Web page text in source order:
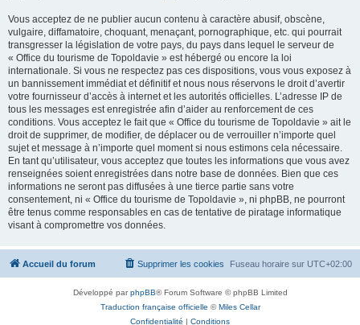
Vous acceptez de ne publier aucun contenu à caractère abusif, obscène,
vulgaire, diffamatoire, choquant, menaçant, pornographique, etc. qui pourrait
transgresser la législation de votre pays, du pays dans lequel le serveur de
« Office du tourisme de Topoldavie » est hébergé ou encore la loi
internationale. Si vous ne respectez pas ces dispositions, vous vous exposez à
un bannissement immédiat et définitif et nous nous réservons le droit d’avertir
votre fournisseur d’accès à internet et les autorités officielles. L’adresse IP de
tous les messages est enregistrée afin d’aider au renforcement de ces
conditions. Vous acceptez le fait que « Office du tourisme de Topoldavie » ait le
droit de supprimer, de modifier, de déplacer ou de verrouiller n’importe quel
sujet et message à n’importe quel moment si nous estimons cela nécessaire.
En tant qu’utilisateur, vous acceptez que toutes les informations que vous avez
renseignées soient enregistrées dans notre base de données. Bien que ces
informations ne seront pas diffusées à une tierce partie sans votre
consentement, ni « Office du tourisme de Topoldavie », ni phpBB, ne pourront
être tenus comme responsables en cas de tentative de piratage informatique
visant à compromettre vos données.
Accueil du forum Fuseau horaire sur UTC+02:00
Supprimer les cookies
Développé parphpBB® Forum Software © phpBB Limited
Traduction française officielle ©Miles Cellar
Confidentialité | Conditions